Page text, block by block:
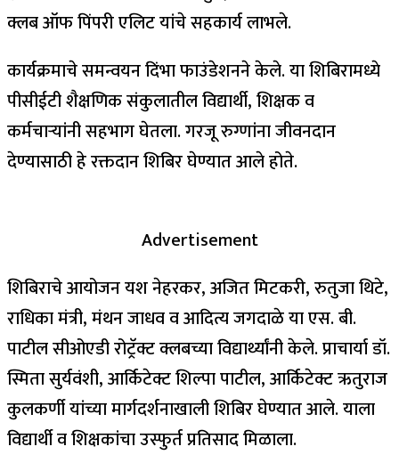
क्लब ऑफ पिंपरी एलिट यांचे सहकार्य लाभले.
कार्यक्रमाचे समन्वयन दिंभा फाउंडेशनने केले. या शिबिरामध्ये
पीसीईटी शैक्षणिक संकुलातील विद्यार्थी, शिक्षक व
कर्मचाऱ्यांनी सहभाग घेतला. गरजू रुग्णांना जीवनदान
देण्यासाठी हे रक्तदान शिबिर घेण्यात आले होते.
Advertisement
शिबिराचे आयोजन यश नेहरकर, अजित मिटकरी, रुतुजा थिटे,
राधिका मंत्री, मंथन जाधव व आदित्य जगदाळे या एस. बी.
पाटील सीओएडी रोट्रॅक्ट क्लबच्या विद्यार्थ्यांनी केले. प्राचार्या डॉ.
स्मिता सुर्यवंशी, आर्किटेक्ट शिल्पा पाटील, आर्किटेक्ट ऋतुराज
कुलकर्णी यांच्या मार्गदर्शनाखाली शिबिर घेण्यात आले. याला
विद्यार्थी व शिक्षकांचा उस्फुर्त प्रतिसाद मिळाला.